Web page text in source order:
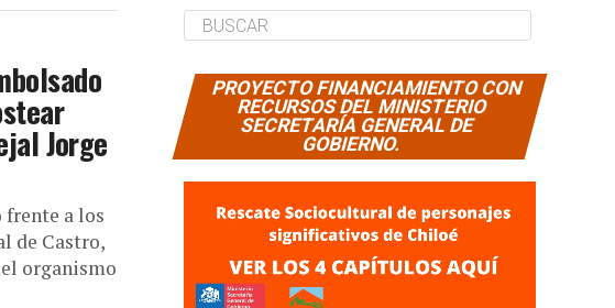
Jorge
a los
de Castro,
organismo
PROYECTO FINANCIAMIENTO CON
RECURSOS DEL MINISTERIO
SECRETARÍA GENERAL DE
GOBIERNO.